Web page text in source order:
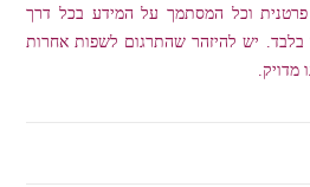
וכל המסתמך על המידע בכל דרך
יש להיזהר שהתרגום לשפות אחרות